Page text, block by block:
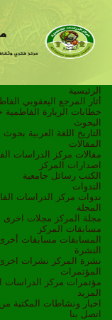
الرئيسية
أثار المرجع اليعقوبي
خطابات الزيارة الفاطمية
البحوث
التاريخ
اللغة العربية بحوث
المقالات
مقالات مركز الدراسات
اصدارات المركز
الكتب رسائل جامعية
الندوات
ندوات مركز الدراسات
المجلة
مجلة المركز مجلات اخرى
مسابقات المركز
المسابقات مسابقات
النشرة
نشرة المركز
نشرات
المؤتمرات
مؤتمرات مركز الدراسات
المزيد
اخبار ونشاطات
المكتبة
اتصل بنا